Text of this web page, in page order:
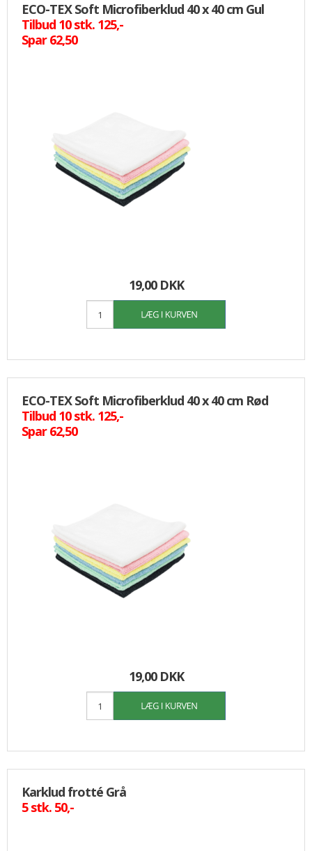
ECO-TEX Soft Microfiberklud 40 x 40 cm Gul
Tilbud 10 stk. 125,-
Spar 62,50
19,00 DKK
ECO-TEX Soft Microfiberklud 40 x 40 cm Rød
Tilbud 10 stk. 125,-
Spar 62,50
19,00 DKK
Karklud frotté Grå
5 stk. 50,-